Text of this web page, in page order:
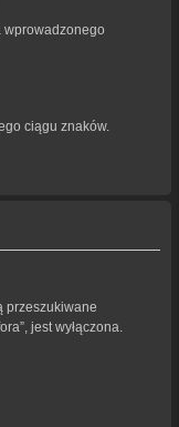
wprowadzonego
ciągu znaków.
przeszukiwane
jest wyłączona.